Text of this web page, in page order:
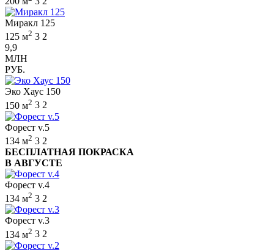
Миракл 125
125 м2 3 2
9,9
МЛН
РУБ.
Эко Хаус 150
150 м2 3 2
Форест v.5
134 м2 3 2
БЕСПЛАТНАЯ ПОКРАСКА
В АВГУСТЕ
Форест v.4
134 м2 3 2
Форест v.3
134 м2 3 2